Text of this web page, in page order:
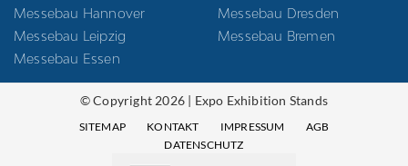
Messebau Hannover
Messebau Leipzig
Messebau Essen
Messebau Dresden
Messebau Bremen
© Copyright 2026 | Expo Exhibition Stands
SITEMAP KONTAKT IMPRESSUM
AGB
DATENSCHUTZ